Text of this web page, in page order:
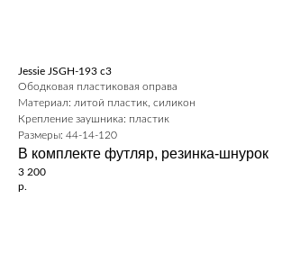
Jessie JSGH-193 c3
Ободковая пластиковая оправа
Материал: литой пластик, силикон
Крепление заушника: пластик
Размеры: 44-14-120
В комплекте футляр, резинка-шнурок
3 200
р.